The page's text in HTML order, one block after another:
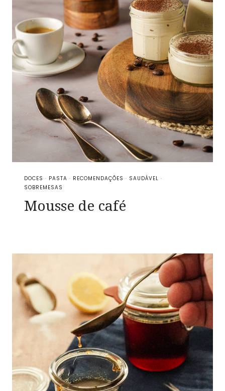
DOCES · PASTA · RECOMENDAÇÕES · SAUDÁVEL ·
SOBREMESAS
Mousse de café